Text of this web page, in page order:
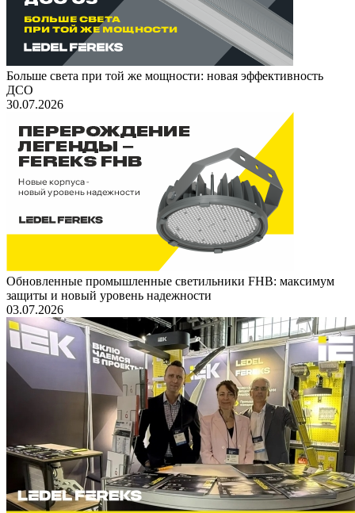
Больше света при той же мощности: новая эффективность
ДСО
30.07.2026
Обновленные промышленные светильники FHB: максимум
защиты и новый уровень надежности
03.07.2026